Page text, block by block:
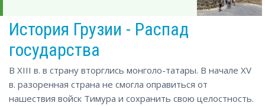
История Грузии - Распад
государства
В XIII в. в страну вторглись монголо-татары. В начале XV
в. разоренная страна не смогла оправиться от
нашествия войск Тимура и сохранить свою целостность.